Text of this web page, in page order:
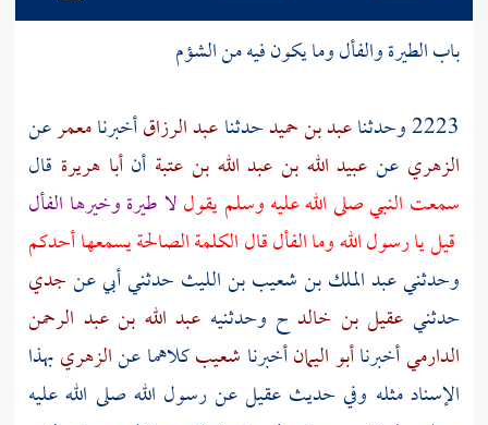
باب الطيرة والفأل وما يكون فيه من الشؤم
2223 وحدثنا
عبد بن حميدحدثناعبد الرزاقأخبرنامعمرعن
الزهري عن عبيد الله بن عبد الله بن عتبة أنأبا هريرة قال
سمعت النبي صلى الله عليه وسلم يقوللا طيرة وخيرها الفأل
قيل يا رسول الله وما الفأل قال الكلمة الصالحة يسمعها أحدكم
وحدثنيعبد الملك بن شعيب بن الليث حدثنيأبيعنجدي
حدثني عقيل بن خالد ح وحدثنيه عبد الله بن عبد الرحمن
الدارميأخبرناأبو اليمانأخبرنا شعيبكلاهما عنالزهريبهذا
الإسناد مثله وفي حديث عقيلعن رسول الله صلى الله عليه